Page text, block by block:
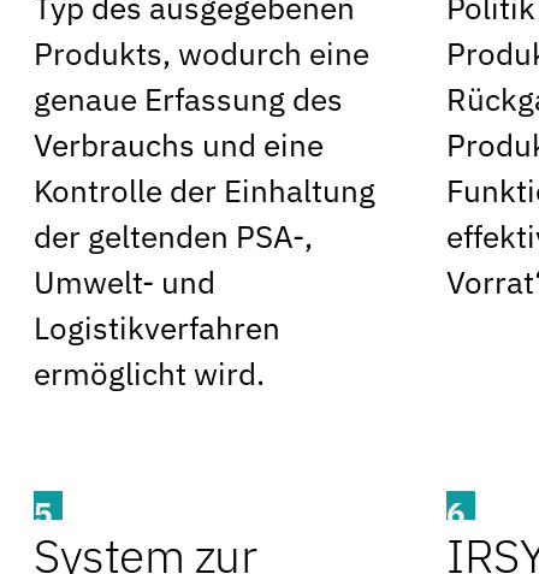
Typ des ausgegebenen
Produkts, wodurch eine
genaue Erfassung des
Verbrauchs und eine
Kontrolle der Einhaltung
der geltenden PSA-,
Umwelt- und
Logistikverfahren
ermöglicht wird.
5
System zur
6